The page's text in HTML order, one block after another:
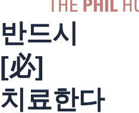
반드시
[必]
치료한다